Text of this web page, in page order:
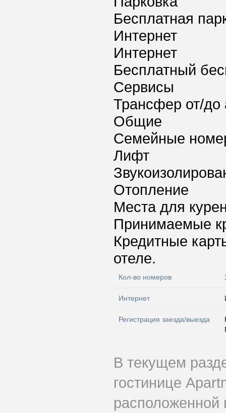
Бесплатная
Интернет
Интернет
Бесплатный
Сервисы
Трансфер от/до
Общие
Семейные
Лифт
Отопление
Места для
Принимаемые
Кредитные
отеле.
Кол-во номеров
Интернет
Регистрация заезда/выезда
В текущем
гостинице
расположенной